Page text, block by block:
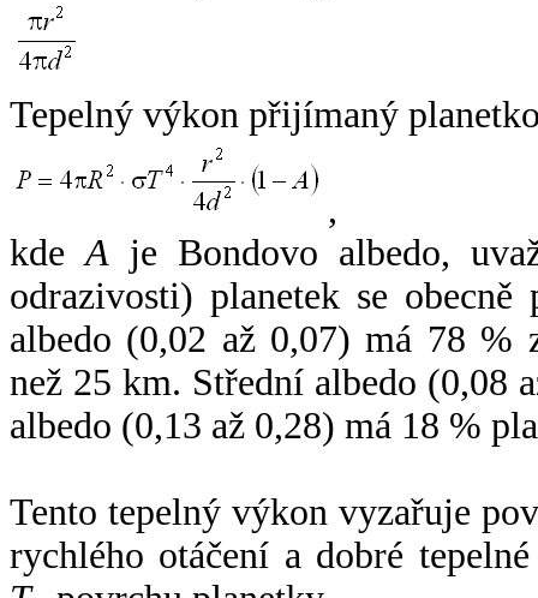
Tepelný výkon přijímaný
,
kdeA je Bondovo albedo,
odrazivosti) planetek se
albedo (0,02 až 0,07) má 78 %
než 25 km. Střední albedo (0,08
albedo (0,13 až 0,28) má 18 %
Tento tepelný výkon vyzařuje
rychlého otáčení a dobré